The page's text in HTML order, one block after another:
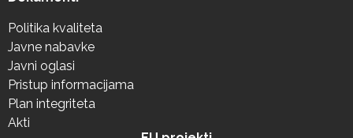
Politika kvaliteta
Javne nabavke
Javni oglasi
Pristup informacijama
Plan integriteta
Akti